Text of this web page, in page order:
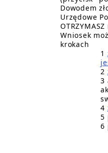
Dowodem
Urzędowe
Wniosek
krokach
1
2
3
4
5
6